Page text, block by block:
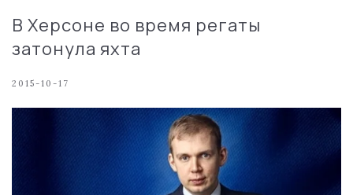
В Херсоне во время регаты
затонула яхта
2015-10-17